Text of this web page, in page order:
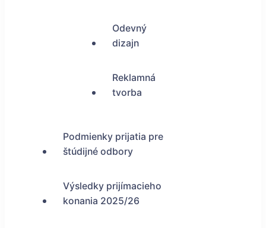
Odevný
dizajn
Reklamná
tvorba
Podmienky prijatia pre
štúdijné odbory
Výsledky prijímacieho
konania 2025/26